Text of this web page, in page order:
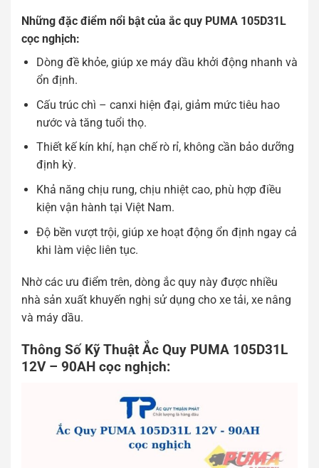
Những đặc điểm nổi bật của ắc quy PUMA 105D31L
cọc nghịch:
Dòng đề khỏe, giúp xe máy dầu khởi động nhanh và
ổn định.
Cấu trúc chì – canxi hiện đại, giảm mức tiêu hao
nước và tăng tuổi thọ.
Thiết kế kín khí, hạn chế rò rỉ, không cần bảo dưỡng
định kỳ.
Khả năng chịu rung, chịu nhiệt cao, phù hợp điều
kiện vận hành tại Việt Nam.
Độ bền vượt trội, giúp xe hoạt động ổn định ngay cả
khi làm việc liên tục.
Nhờ các ưu điểm trên, dòng ắc quy này được nhiều
nhà sản xuất khuyến nghị sử dụng cho xe tải, xe nâng
và máy dầu.
Thông Số Kỹ Thuật Ắc Quy PUMA 105D31L
12V – 90AH cọc nghịch: